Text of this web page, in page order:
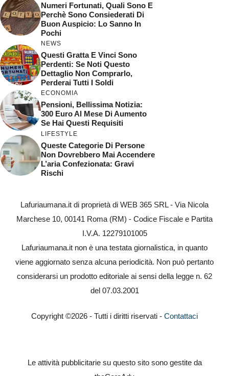
Numeri Fortunati, Quali Sono E
Perchè Sono Consiederati Di
Buon Auspicio: Lo Sanno In
Pochi
NEWS
Questi Gratta E Vinci Sono
Perdenti: Se Noti Questo
Dettaglio Non Comprarlo,
Perderai Tutti I Soldi
ECONOMIA
Pensioni, Bellissima Notizia:
300 Euro Al Mese Di Aumento
Se Hai Questi Requisiti
LIFESTYLE
Queste Categorie Di Persone
Non Dovrebbero Mai Accendere
L’aria Confezionata: Gravi
Rischi
Lafuriaumana.it di proprietà di WEB 365 SRL - Via Nicola
Marchese 10, 00141 Roma (RM) - Codice Fiscale e Partita
I.V.A. 12279101005
Lafuriaumana.it non è una testata giornalistica, in quanto
viene aggiornato senza alcuna periodicità. Non può pertanto
considerarsi un prodotto editoriale ai sensi della legge n. 62
del 07.03.2001
Copyright ©2026 - Tutti i diritti riservati - Contattaci
Le attività pubblicitarie su questo sito sono gestite da